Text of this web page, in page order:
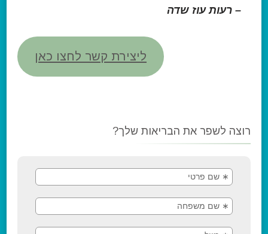
– רעות עוז שדה
ליצירת קשר לחצו כאן
רוצה לשפר את הבריאות שלך?